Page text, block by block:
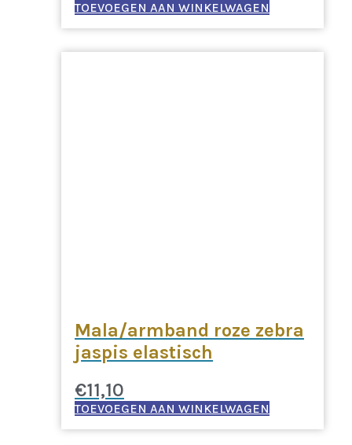
TOEVOEGEN AAN WINKELWAGEN
Mala/armband roze zebra
jaspis elastisch
€11,10
TOEVOEGEN AAN WINKELWAGEN